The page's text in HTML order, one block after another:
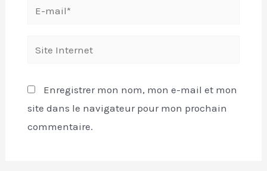
Enregistrer mon nom, mon e-mail et mon
site dans le navigateur pour mon prochain
commentaire.